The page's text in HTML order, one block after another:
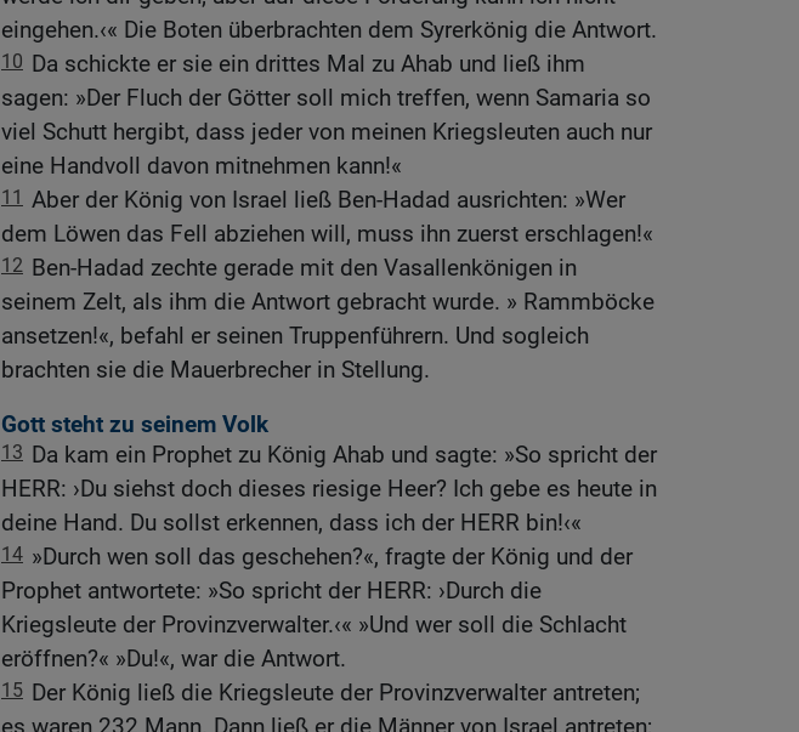
eingehen.‹« Die Boten überbrachten dem Syrerkönig die Antwort.
10 Da schickte er sie ein drittes Mal zu Ahab und ließ ihm
sagen: »Der Fluch der Götter soll mich treffen, wenn Samaria so
viel Schutt hergibt, dass jeder von meinen Kriegsleuten auch nur
eine Handvoll davon mitnehmen kann!«
11 Aber der König von Israel ließ Ben-Hadad ausrichten: »Wer
dem Löwen das Fell abziehen will, muss ihn zuerst erschlagen!«
12 Ben-Hadad zechte gerade mit den Vasallenkönigen in
seinem Zelt, als ihm die Antwort gebracht wurde. » Rammböcke
ansetzen!«, befahl er seinen Truppenführern. Und sogleich
brachten sie die Mauerbrecher in Stellung.
Gott steht zu seinem Volk
13 Da kam ein Prophet zu König Ahab und sagte: »So spricht der
HERR: ›Du siehst doch dieses riesige Heer? Ich gebe es heute in
deine Hand. Du sollst erkennen, dass ich der HERR bin!‹«
14 »Durch wen soll das geschehen?«, fragte der König und der
Prophet antwortete: »So spricht der HERR: ›Durch die
Kriegsleute der Provinzverwalter.‹« »Und wer soll die Schlacht
eröffnen?« »Du!«, war die Antwort.
15 Der König ließ die Kriegsleute der Provinzverwalter antreten;